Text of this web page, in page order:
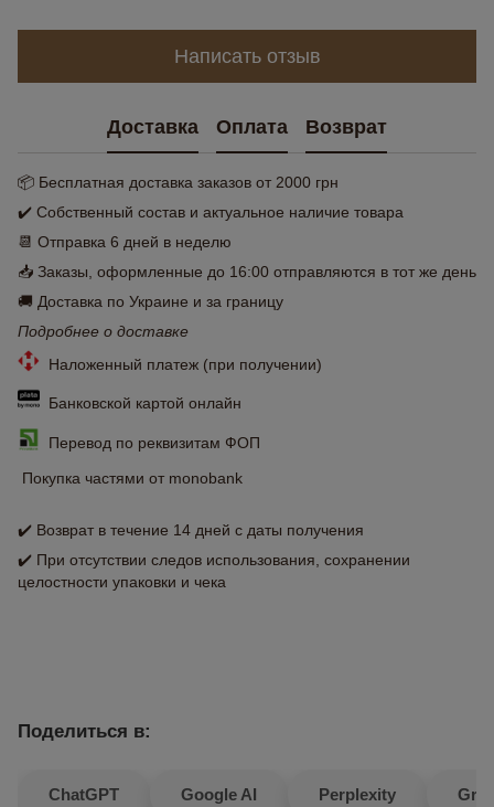
Написать отзыв
Доставка Оплата Возврат
📦 Бесплатная доставка заказов от 2000 грн
✔️ Собственный состав и актуальное наличие товара
📆 Отправка 6 дней в неделю
📥 Заказы, оформленные до 16:00 отправляются в тот же день
🚚 Доставка по Украине и за границу
Подробнее о доставке
Наложенный платеж (при получении)
Банковской картой онлайн
Перевод по реквизитам ФОП
Покупка частями от monobank
✔️ Возврат в течение 14 дней с даты получения
✔️ При отсутствии следов использования, сохранении
целостности упаковки и чека
Поделиться в:
ChatGPT Google AI Perplexity